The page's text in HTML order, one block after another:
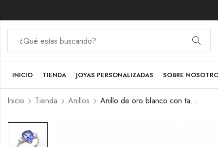
INICIO TIENDA JOYAS PERSONALIZADAS SOBRE
Inicio Tienda Anillos Anillo de oro blanco con tanzanita y diamantes.